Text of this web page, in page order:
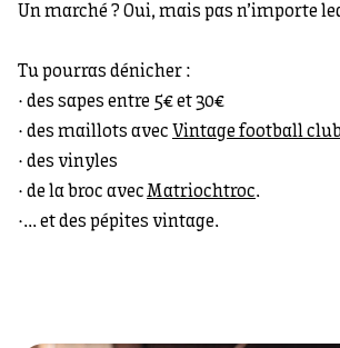
Un marché ? Oui, mais pas n’importe
Tu pourras dénicher :
· des sapes entre 5€ et 30€
· des maillots avec Vintage football club
· des vinyles
· de la broc avecMatriochtroc.
·... et des pépites vintage.